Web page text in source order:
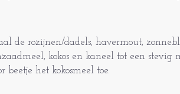
de rozijnen/dadels, havermout,
kokos en kaneel tot een stevig
beetje het kokosmeel toe.